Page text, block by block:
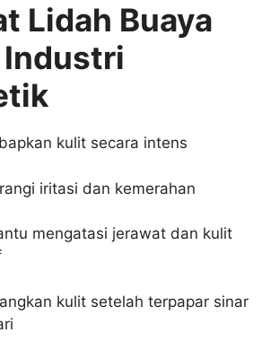
Lidah Buaya
kulit secara intens
iritasi dan kemerahan
mengatasi jerawat dan kulit
kulit setelah terpapar sinar